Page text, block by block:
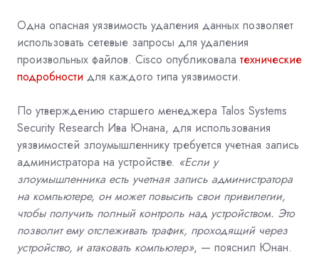
Одна опасная уязвимость удаления данных позволяет
использовать сетевые запросы для удаления
произвольных файлов. Cisco опубликовала технические
подробности для каждого типа уязвимости.
По утверждению старшего менеджера Talos Systems
Security Research Ива Юнана, для использования
уязвимостей злоумышленнику требуется учетная запись
администратора на устройстве. «Если у
злоумышленника есть учетная запись администратора
на компьютере, он может повысить свои привилегии,
чтобы получить полный контроль над устройством. Это
позволит ему отслеживать трафик, проходящий через
устройство, и атаковать компьютер», — пояснил Юнан.